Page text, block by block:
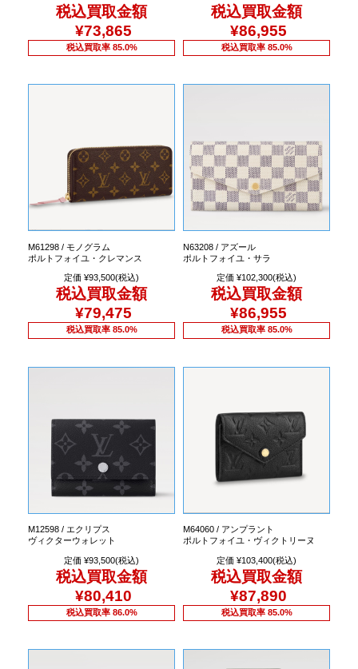
税込買取金額
¥73,865
税込買取率 85.0%
税込買取金額
¥86,955
税込買取率 85.0%
M61298 / モノグラム
ポルトフォイユ・クレマンス
定価 ¥93,500(税込)
税込買取金額
¥79,475
税込買取率 85.0%
N63208 / アズール
ポルトフォイユ・サラ
定価 ¥102,300(税込)
税込買取金額
¥86,955
税込買取率 85.0%
M12598 / エクリプス
ヴィクターウォレット
定価 ¥93,500(税込)
税込買取金額
¥80,410
税込買取率 86.0%
M64060 / アンプラント
ポルトフォイユ・ヴィクトリーヌ
定価 ¥103,400(税込)
税込買取金額
¥87,890
税込買取率 85.0%